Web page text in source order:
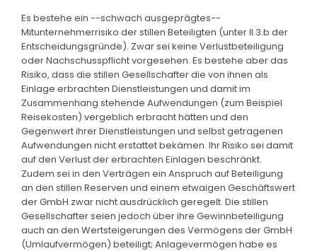
Es bestehe ein --schwach ausgeprägtes--
Mitunternehmerrisiko der stillen Beteiligten (unter II.3.b der
Entscheidungsgründe). Zwar sei keine Verlustbeteiligung
oder Nachschusspflicht vorgesehen. Es bestehe aber das
Risiko, dass die stillen Gesellschafter die von ihnen als
Einlage erbrachten Dienstleistungen und damit im
Zusammenhang stehende Aufwendungen (zum Beispiel
Reisekosten) vergeblich erbracht hätten und den
Gegenwert ihrer Dienstleistungen und selbst getragenen
Aufwendungen nicht erstattet bekämen. Ihr Risiko sei damit
auf den Verlust der erbrachten Einlagen beschränkt.
Zudem sei in den Verträgen ein Anspruch auf Beteiligung
an den stillen Reserven und einem etwaigen Geschäftswert
der GmbH zwar nicht ausdrücklich geregelt. Die stillen
Gesellschafter seien jedoch über ihre Gewinnbeteiligung
auch an den Wertsteigerungen des Vermögens der GmbH
(Umlaufvermögen) beteiligt; Anlagevermögen habe es